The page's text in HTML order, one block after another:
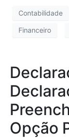
Contabilidade
Financeiro
Opção